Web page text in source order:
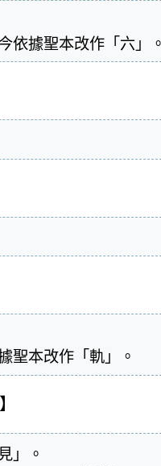
依據聖本改作「六」。
聖本改作「軌」。